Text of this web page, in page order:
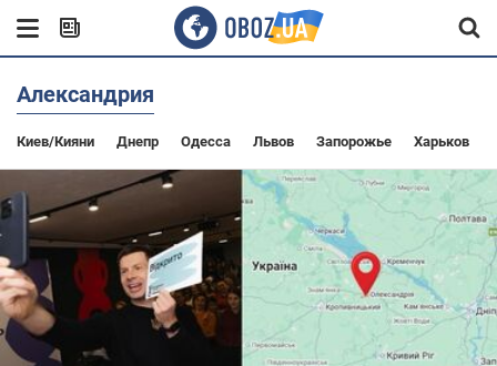
Александрия
Киев/Кияни Днепр Одесса Львов Запорожье Харьков